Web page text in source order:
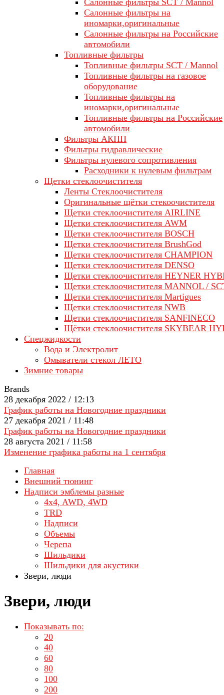
Салонные фильтры SCT / Mannol
Салонные фильтры на
иномарки,оригинальные
Салонные фильтры на Российские
автомобили
Топливные фильтры
Топливные фильтры SCT / Mannol
Топливные фильтры на газовое
оборудование
Топливные фильтры на
иномарки,оригинальные
Топливные фильтры на Российские
автомобили
Фильтры АКПП
Фильтры гидравлические
Фильтры нулевого сопротивления
Расходники к нулевым фильтрам
Щетки стеклоочистителя
Ленты Стеклоочистителя
Оригинальные щётки стекоочистителя
Щетки стеклоочистителя AIRLINE
Щетки стеклоочистителя AWM
Щетки стеклоочистителя BOSCH
Щетки стеклоочистителя BrushGod
Щетки стеклоочистителя CHAMPION
Щетки стеклоочистителя DENSO
Щетки стеклоочистителя HEYNER
Щетки стеклоочистителя MANNOL /
Щетки стеклоочистителя Martigues
Щетки стеклоочистителя NWB
Щетки стеклоочистителя SANFINECO
Щётки стеклоочистителя SKYBEAR
Спецжидкости
Вода и Электролит
Омыватели стекол ЛЕТО
Зимние товары
Brands
28 декабря 2022 / 12:13
График работы на Новогодние праздники
27 декабря 2021 / 11:48
График работы на Новогодние праздники
28 августа 2021 / 11:58
Изменение графика работы на 1 сентября
Главная
Внешний тюнинг
Надписи эмблемы разные
4x4, AWD, 4WD
TRD
Надписи
Объемы
Черепа
Шильдики
Шильдики для акустики
Звери, люди
Звери, люди
Показывать по:
20
40
60
80
100
200